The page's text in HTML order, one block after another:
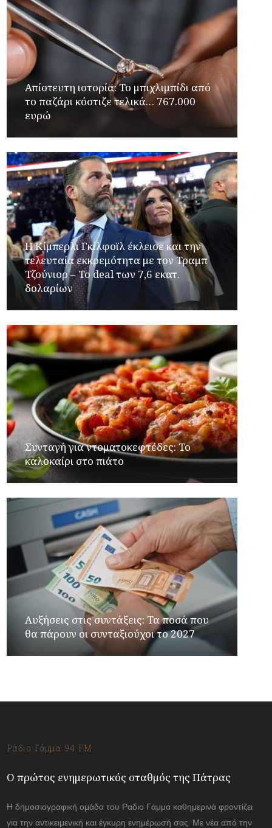
Απίστευτη ιστορία: Το μπιχλιμπίδι από
το παζάρι κόστιζε τελικά… 767.000
ευρώ
Η Κίμπερλι Γκίλφοϊλ έκλεισε και την
τελευταία εκκρεμότητα με τον Τραμπ
Τζούνιορ – Το deal των 7,6 εκατ.
δολαρίων
Συνταγή για ντοματοκεφτέδες: Το
καλοκαίρι στο πιάτο
Αυξήσεις στις συντάξεις: Τα ποσά που
θα πάρουν οι συνταξιούχοι το 2027
Ράδιο Γάμμα 94 FM
Ο πρώτος ενημερωτικός σταθμός της Πάτρας
Η δημοσιογραφική ομάδα του Ραδιο Γάμμα καθημερινά φροντίζει
για την αντικειμενική και έγκυρη ενημέρωσή σας. Με νέα από την